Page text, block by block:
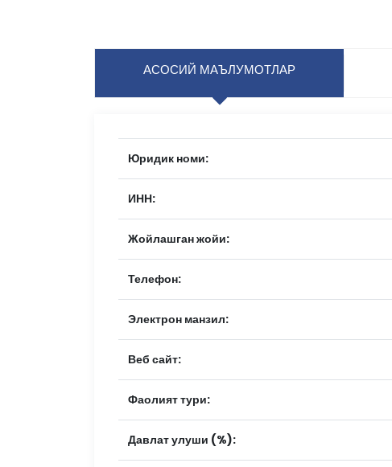
АСОСИЙ МАЪЛУМОТЛАР
Юридик номи:
ИНН:
Жойлашган жойи:
Телефон:
Электрон манзил:
Веб сайт:
Фаолият тури:
Давлат улуши (%):